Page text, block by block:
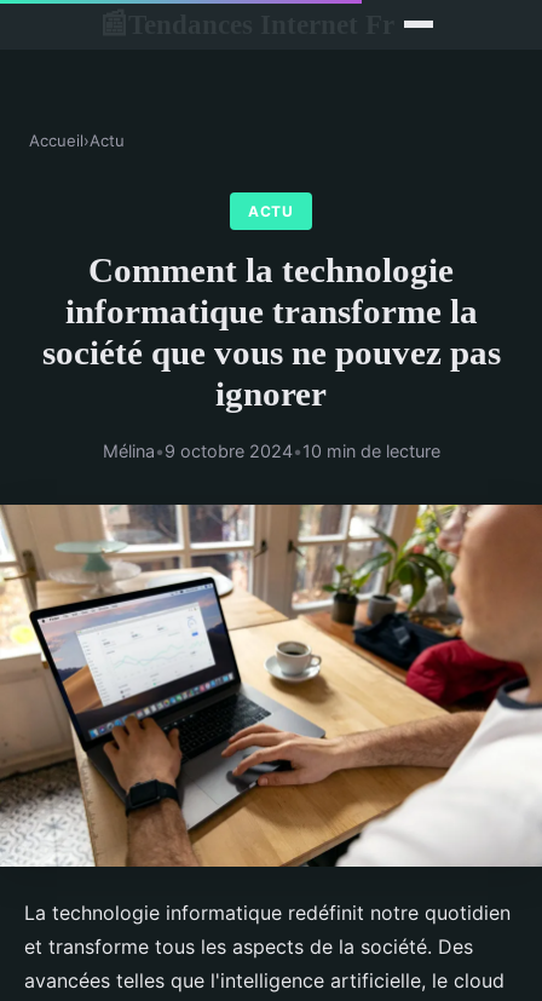
Accueil›Actu
ACTU
Comment la technologie
informatique transforme la
société que vous ne pouvez pas
ignorer
Mélina•9 octobre 2024•10 min de lecture
La technologie informatique redéfinit notre quotidien
et transforme tous les aspects de la société. Des
avancées telles que l'intelligence artificielle, le cloud